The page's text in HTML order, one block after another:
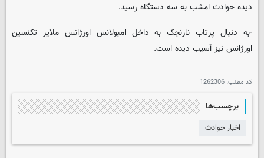
دیده حوادث امشب به سه دستگاه رسید.
-به دنبال پرتاب نارنجک به داخل امبولانس اورژانس ملایر تکنسین
اورژانس نیز آسیب دیده است.
کد مطلب: 1262306
برچسب‌ها
اخبار حوادث